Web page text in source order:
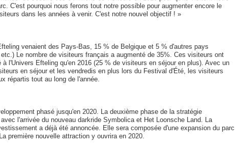
C'est pourquoi nous ferons tout notre possible pour augmenter encore le
dans les années à venir. C'est notre nouvel objectif ! »
venaient des Pays-Bas, 15 % de Belgique et 5 % d'autres pays
Le nombre de visiteurs français a augmenté de 35%. Ces visiteurs ont
à l'Univers Efteling qu'en 2016 (25 % de visiteurs en séjour en plus). Avec un
en séjour et les vendredis en plus lors du Festival d'Été, les visiteurs
répartis tout au long de l'année.
phasé jusqu'en 2020. La deuxième phase de la stratégie
l'arrivée du nouveau darkride Symbolica et Het Loonsche Land. La
a déjà été annoncée. Elle sera composée d'une expansion du parc
première nouvelle attraction y ouvrira en 2020.